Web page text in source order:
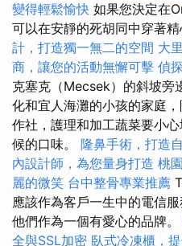
變得輕鬆愉快 如果您決定在
可以在安靜的死胡同中穿著
計，打造獨一無二的空間 大
商，讓您的活動無懈可擊 偵
克塞克（Mecsek）的斜坡旁
化和宜人海灘的小孩的家庭
作社，護理和加工蔬菜要小
候的口味。 隆鼻手術，打造
內設計師，為您量身打造 桃
麗的微笑 台中整骨專業推薦
應該作為客戶一生中的電信
他們作為一個有愛心的品牌。
全與SSL加密 臥式冷凍櫃，